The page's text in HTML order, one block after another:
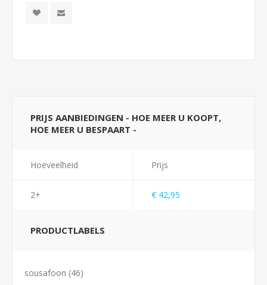
PRIJS AANBIEDINGEN - HOE MEER U KOOPT,
HOE MEER U BESPAART -
Hoeveelheid
2+
Prijs
€ 42,95
PRODUCTLABELS
sousafoon (46)